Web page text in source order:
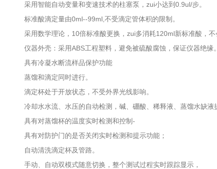
采用智能自动变量和变速技术的柱塞泵，zui小达到0.9ul/步。
标准酸滴定量由0ml--99ml,不受滴定管体积的限制。
采用数学理论，10倍标准酸更换，zui多消耗120ml新标准酸，
仪器外壳：采用ABS工程塑料，避免被硫酸腐蚀，保证仪器绝缘
具有冷凝水断流样品保护功能
蒸馏和滴定同时进行。
滴定杯处于开放状态，不受外界光线影响。
冷却水水流、水压的自动检测，碱、硼酸、稀释液、蒸馏水缺液
具有对蒸馏杯的温度实时检测和控制-
具有对防护门的是否关闭实时检测和提示功能；
自动清洗滴定杯及管路。
手动、自动双模式随意切换，整个测试过程实时跟踪显示，